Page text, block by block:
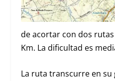
de acortar con dos
Km. La dificultad es
La ruta transcurre en